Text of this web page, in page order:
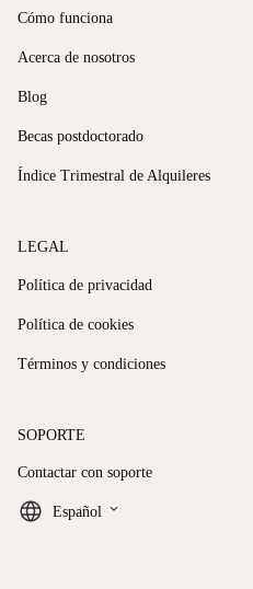
Cómo funciona
Acerca de nosotros
Blog
Becas postdoctorado
Índice Trimestral de Alquileres
LEGAL
Política de privacidad
Política de cookies
Términos y condiciones
SOPORTE
Contactar con soporte
Español keyboard_arrow_down